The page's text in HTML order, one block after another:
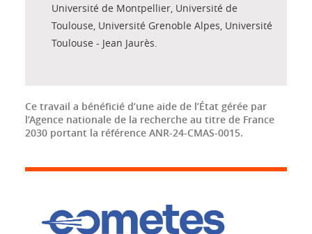
Université de Montpellier, Université de
Toulouse, Université Grenoble Alpes, Université
Toulouse - Jean Jaurès.
Ce travail a bénéficié d’une aide de l’État gérée par
l’Agence nationale de la recherche au titre de France
2030 portant la référence ANR-24-CMAS-0015.